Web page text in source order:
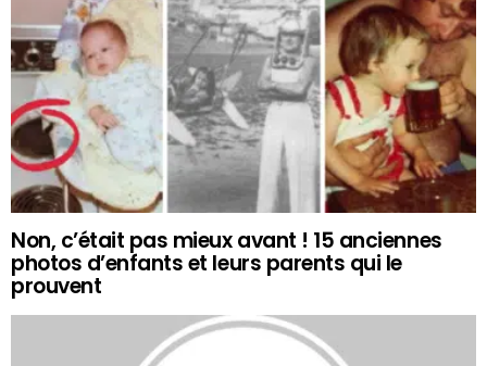
Non, c’était pas mieux avant ! 15 anciennes
photos d’enfants et leurs parents qui le
prouvent